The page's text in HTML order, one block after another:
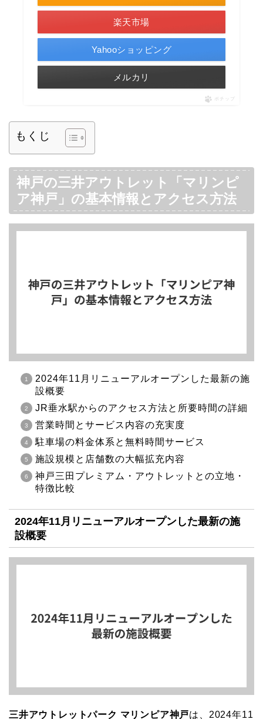
楽天市場
Yahooショッピング
メルカリ
ポチップ
もくじ
神戸の三井アウトレット「マリンピ
ア神戸」の基本情報とアクセス方法
2024年11月リニューアルオープンした最新の施
設概要
JR垂水駅からのアクセス方法と所要時間の詳細
営業時間とサービス内容の充実度
駐車場の料金体系と無料時間サービス
施設規模と店舗数の大幅拡充内容
神戸三田プレミアム・アウトレットとの立地・
特徴比較
2024年11月リニューアルオープンした最新の施
設概要
三井アウトレットパーク マリンピア神戸は、2024年11